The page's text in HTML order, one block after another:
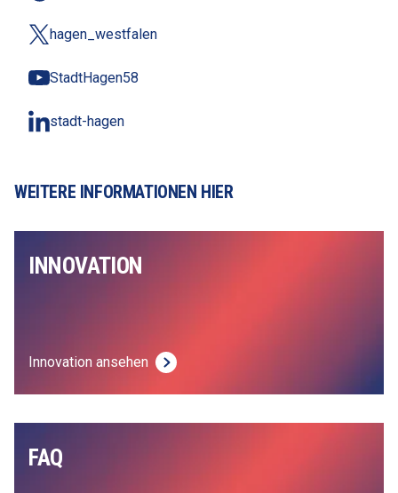
hagen_westfalen
StadtHagen58
stadt-hagen
WEITERE INFORMATIONEN HIER
INNOVATION
Innovation ansehen
FAQ